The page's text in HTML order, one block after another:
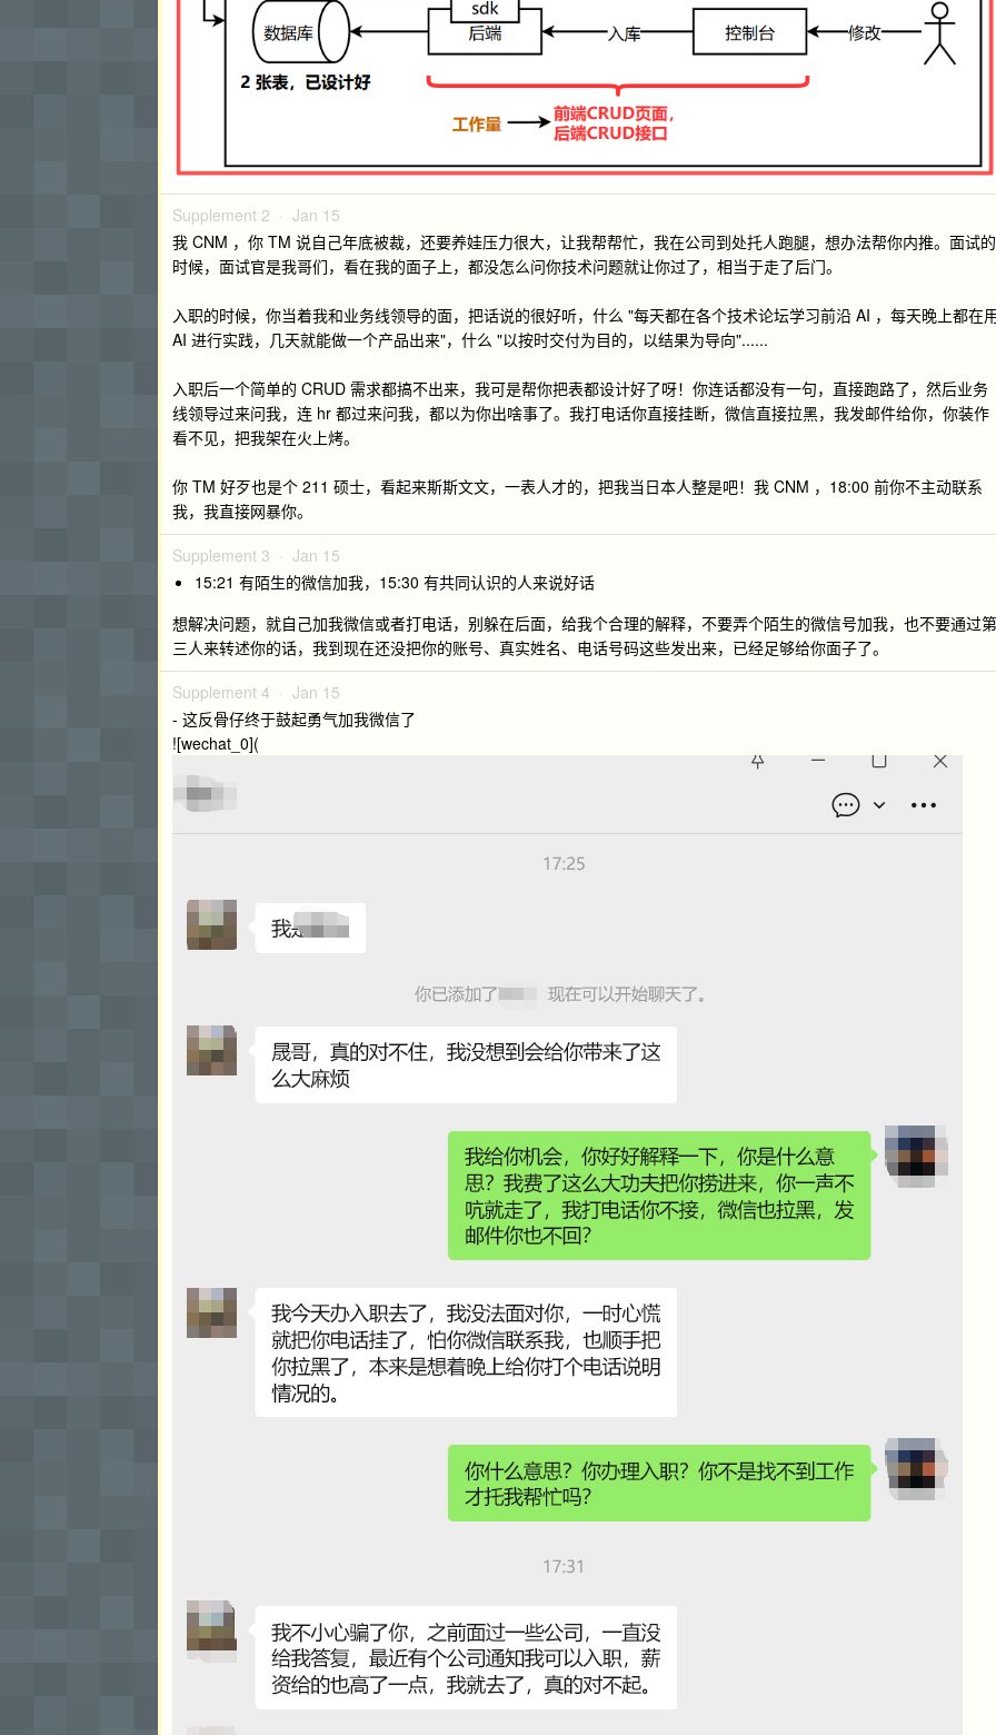
Supplement 2 · Jan 15
我 CNM ，你 TM 说自己年底被裁，还要养娃压力很大，让我帮帮忙，我在公司到处托人跑腿，想办法帮你内推。面试的
时候，面试官是我哥们，看在我的面子上，都没怎么问你技术问题就让你过了，相当于走了后门。
入职的时候，你当着我和业务线领导的面，把话说的很好听，什么 "每天都在各个技术论坛学习前沿 AI ，每天晚上都在
AI 进行实践，几天就能做一个产品出来"，什么 "以按时交付为目的，以结果为导向"......
入职后一个简单的 CRUD 需求都搞不出来，我可是帮你把表都设计好了呀！你连话都没有一句，直接跑路了，然后业务
线领导过来问我，连 hr 都过来问我，都以为你出啥事了。我打电话你直接挂断，微信直接拉黑，我发邮件给你，你装作
看不见，把我架在火上烤。
你 TM 好歹也是个 211 硕士，看起来斯斯文文，一表人才的，把我当日本人整是吧！我 CNM ，18:00 前你不主动联系
我，我直接网暴你。
Supplement 3 · Jan 15
15:21 有陌生的微信加我，15:30 有共同认识的人来说好话
想解决问题，就自己加我微信或者打电话，别躲在后面，给我个合理的解释，不要弄个陌生的微信号加我，也不要通过第
三人来转述你的话，我到现在还没把你的账号、真实姓名、电话号码这些发出来，已经足够给你面子了。
Supplement 4 · Jan 15
- 这反骨仔终于鼓起勇气加我微信了
![wechat_0](